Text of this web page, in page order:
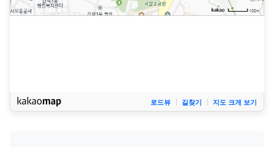
로드뷰 길찾기 지도 크게 보기